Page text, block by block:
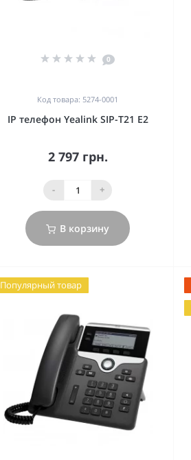
0
Код товара: 5274-0001
IP телефон Yealink SIP-T21 E2
2 797 грн.
- +
В корзину
Популярный товар